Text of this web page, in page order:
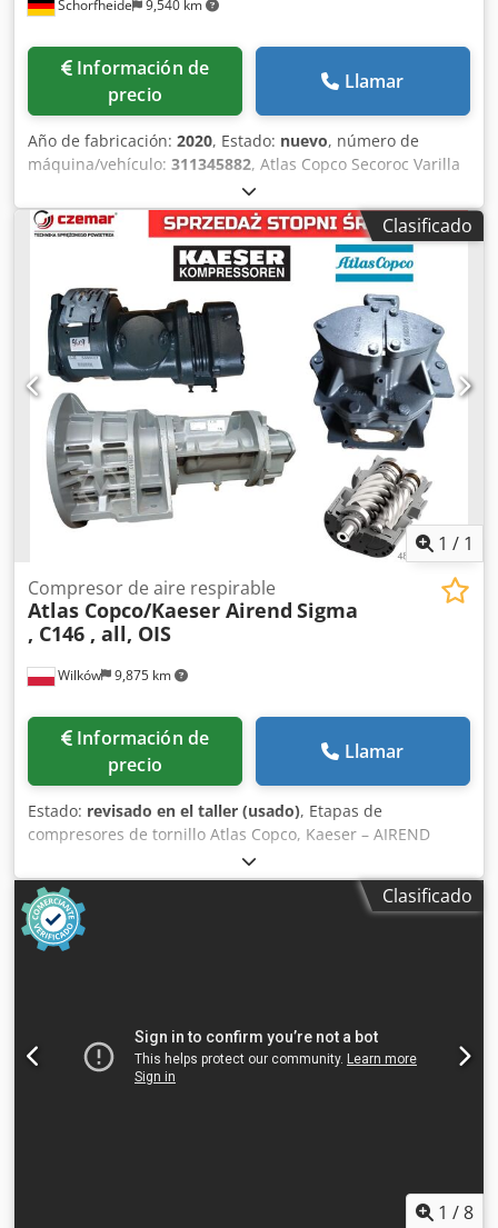
Schorfheide 9,540 km
Información de
precio
Llamar
Año de fabricación: 2020, Estado: nuevo, número de
máquina/vehículo: 311345882, Atlas Copco Secoroc Varilla
de perforación DTH 102 114mm sin usar Chjdpfx
Aksmwittjbja 4x 102mm / L= 5000mm 4x 114mm / L=
6000mm 3x adaptadores de mango 114mm 1x broca
140mm Más información Uso previsto: construcción,
Estado general: muy bueno, Estado técnico: muy bueno,
Estado visual: muy bueno,
Clasificado
1 / 1
Wilków 9,875 km
Compresor de aire respirable
Atlas Copco/Kaeser Airend Sigma
, C146 , all, OIS
Información de
precio
Llamar
Estado: revisado en el taller (usado), Etapas de
compresores de tornillo Atlas Copco, Kaeser – AIREND
SIGMA – 1,2,3,4 SIGMA – 12 SIGMA – 175, 170, 18, 19, 26,
27, 28, 290, 292, 293, 33, 37 OIS-H03 OIS-H06 OIS-J01 OIS-
K03 OIS-K13 OIS-K14 OIS-K15 OIS-K25 OIS-K26 Chodpfx
Akexy Aaqebja OIS-K36 OIS-L03 OIS-L06 OIS-M01 OIS-M05 –
C146 OIS-M08 OIS-N01 OIS-N02 OIS-O01 OIS-O05 OIS-Q01
Clasificado
1 /8